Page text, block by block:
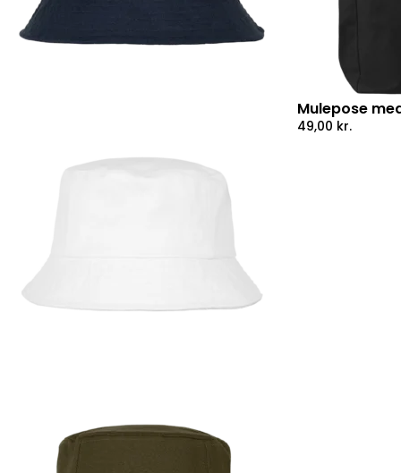
Mulepose
49,00 kr.